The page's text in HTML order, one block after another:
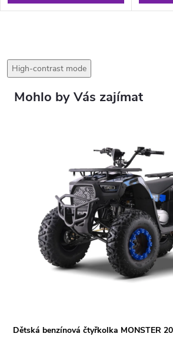
High-contrast mode
Dětská benzínová čtyřkolka MONSTER